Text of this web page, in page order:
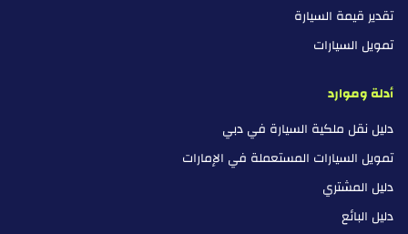
تقدير قيمة السيارة
تمويل السيارات
أدلة وموارد
دليل نقل ملكية السيارة في دبي
تمويل السيارات المستعملة في الإمارات
دليل المشتري
دليل البائع